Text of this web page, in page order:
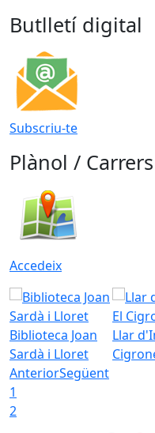
Butlletí digital
Subscriu-te
Plànol / Carrers
Accedeix
Biblioteca Joan
Sardà i Lloret
Llar
AnteriorSegüent
1
2